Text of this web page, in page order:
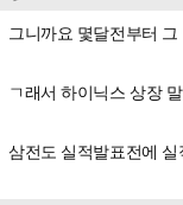
그니까요 몇달전부터 그
ㄱ래서 하이닉스 상장
삼전도 실적발표전에